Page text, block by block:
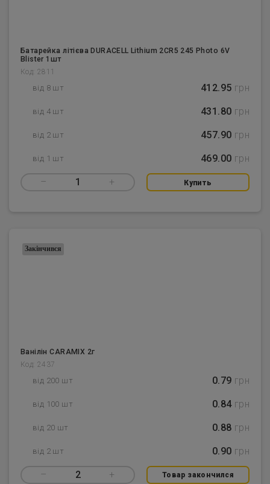
Батарейка літієва DURACELL Lithium 2CR5 245 Photo 6V
Blister 1шт
Код: 2811
від 8 шт 412.95 грн
від 4 шт 431.80 грн
від 2 шт 457.90 грн
від 1 шт 469.00 грн
– 1 + Купить
Ванілін CARAMIX 2г
Код: 2437
від 200 шт 0.79 грн
від 100 шт 0.84 грн
від 20 шт 0.88 грн
від 2 шт 0.90 грн
– 2 + Товар закончился
Закінчився